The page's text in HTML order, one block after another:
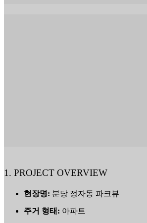
1. PROJECT OVERVIEW
현장명: 분당 정자동 파크뷰
주거 형태: 아파트